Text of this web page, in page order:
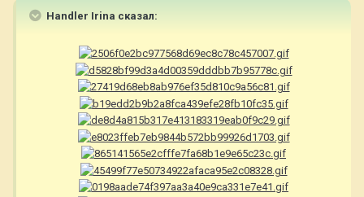
Handler Irina сказал: